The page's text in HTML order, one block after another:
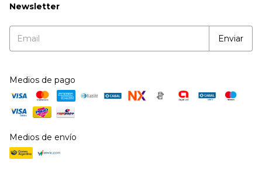
Newsletter
Medios de pago
Medios de envío